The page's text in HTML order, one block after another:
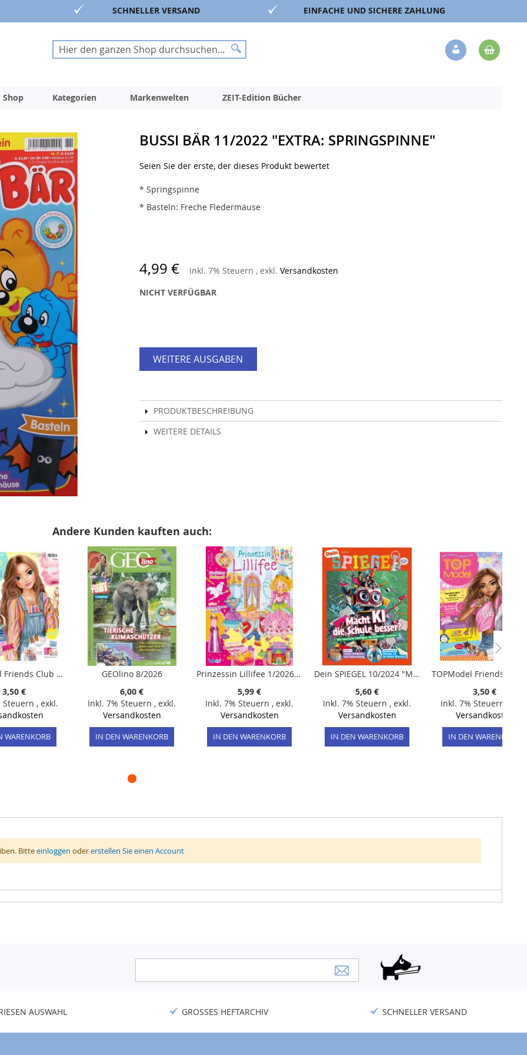
SCHNELLER VERSAND EINFACHE UND SICHERE ZAHLUNG
Suche
Suche
Veränderung
Shop Kategorien Markenwelten ZEIT-Edition Bücher
BUSSI BÄR 11/2022 "EXTRA: SPRINGSPINNE"
Seien Sie der erste, der dieses Produkt bewertet
* Springspinne
* Basteln: Freche Fledermäuse
4,99 € Inkl. 7% Steuern , exkl. Versandkosten
NICHT VERFÜGBAR
WEITERE AUSGABEN
PRODUKTBESCHREIBUNG
WEITERE DETAILS
Andere Kunden kauften auch:
TOPModel Friends Club 5/2026 "Mai-Ausgabe mit buntem Regenbogen-Spiel und Rezept-Ideen zum Muttertag"
3,50 €
Steuern , exkl.
WARENKORB
GEOlino 8/2026
6,00 €
Inkl. 7% Steuern , exkl.
Versandkosten
IN DEN WARENKORB
Prinzessin Lillifee 1/2026 "Extra: Flügel"
5,99 €
Inkl. 7% Steuern , exkl.
Versandkosten
IN DEN WARENKORB
Dein SPIEGEL 10/2024 "Macht KI die Schule besser?"
5,60 €
Inkl. 7% Steuern , exkl.
Versandkosten
IN DEN WARENKORB
3,50 €
Inkl. 7% Steuern
Versandkosten
IN DEN WARENKORB
Bitteeinloggen odererstellen Sie einen Account
Newsletter:
AUSWAHL GROSSES HEFTARCHIV SCHNELLER VERSAND